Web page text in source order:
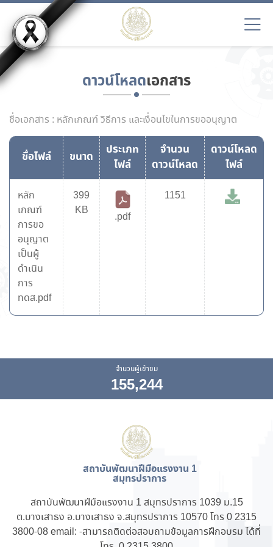
ดาวน์โหลดเอกสาร
ชื่อเอกสาร : หลักเกณฑ์ วิธีการ และเงื่อนไขในการขออนุญาต
ชื่อไฟล์ ขนาด
ประเภท
ไฟล์
จำนวน
ดาวน์โหลด
ดาวน์โหลด
ไฟล์
หลัก
เกณฑ์
การขอ
อนุญาต
เป็นผู้
ดำเนิน
การ
ทดส.pdf
399
KB
.pdf
1151
จำนวนผู้เข้าชม
155,244
สถาบันพัฒนาฝีมือแรงงาน 1
สมุทรปราการ
สถาบันพัฒนาฝีมือแรงงาน 1 สมุทรปราการ 1039 ม.15
ต.บางเสาธง อ.บางเสาธง จ.สมุทรปราการ 10570 โทร 0 2315
3800-08 email: -สามารถติดต่อสอบถามข้อมูลการฝึกอบรม ได้ที่